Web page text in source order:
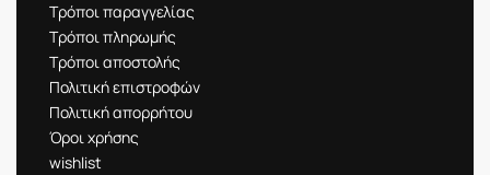
Τρόποι παραγγελίας
Τρόποι πληρωμής
Τρόποι αποστολής
Πολιτική επιστροφών
Πολιτική απορρήτου
Όροι χρήσης
wishlist